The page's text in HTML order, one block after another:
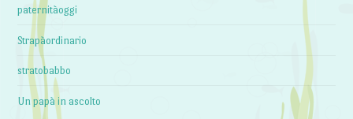
paternitàoggi
Strapàordinario
stratobabbo
Un papà in ascolto